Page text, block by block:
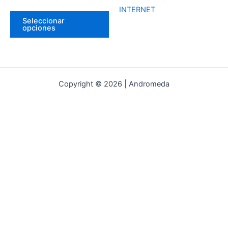
Seleccionar
opciones
del
INTERNET
Copyright © 2026 | Andromeda